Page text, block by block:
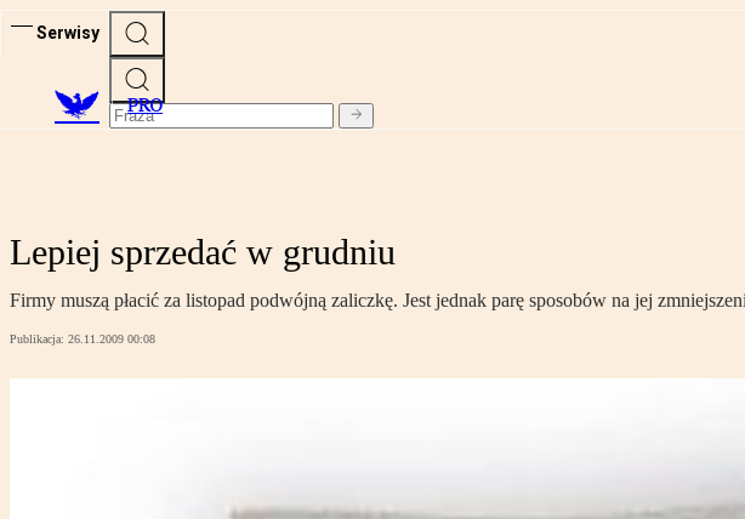
Serwisy
PRO
Lepiej sprzedać w grudniu
Firmy muszą płacić za listopad podwójną zaliczkę. Jest jednak parę sposobów na jej
Publikacja: 26.11.2009 00:08